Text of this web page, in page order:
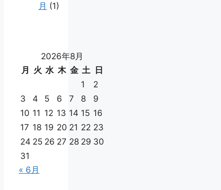
月 (1)
2026年8月
月
火 水 木 金 土
日
1
2
3
4 5 6 7 8
9
10 11 12 13 14 15 16
17 18 19 20 21 22 23
24 25 26 27 28 29 30
31
« 6月